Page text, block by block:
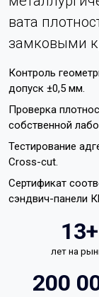
вата
замковыми
Контроль
допуск ±0,5 мм.
Проверка
собственной
Тестирование
Cross-cut.
Сертификат
сэндвич-панели
13+
лет на
200